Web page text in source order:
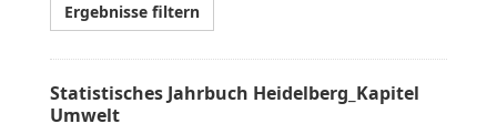
Ergebnisse filtern
Statistisches Jahrbuch Heidelberg_Kapitel
Umwelt